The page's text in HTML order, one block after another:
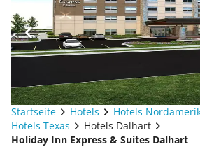
Startseite Hotels Hotels
Hotels Texas
Hotels Dalhart
Holiday Inn Express & Suites Dalhart